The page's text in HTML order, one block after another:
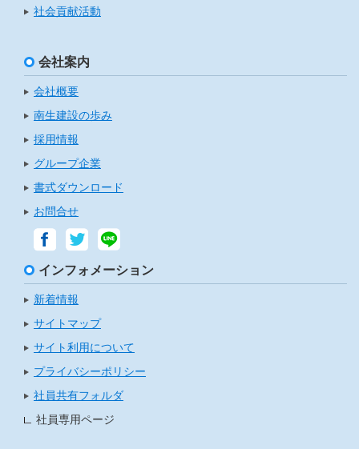
社会貢献活動
会社案内
会社概要
南生建設の歩み
採用情報
グループ企業
書式ダウンロード
お問合せ
インフォメーション
新着情報
サイトマップ
サイト利用について
プライバシーポリシー
社員共有フォルダ
社員専用ページ